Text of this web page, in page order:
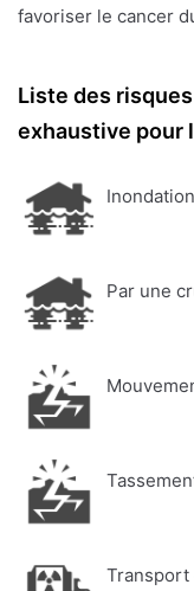
favoriser le cancer
Liste des
exhaustive pour
Inondation
Par une
Transport